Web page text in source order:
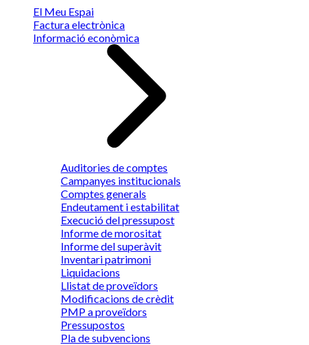
El Meu Espai
Factura electrònica
Informació econòmica
Auditories de comptes
Campanyes institucionals
Comptes generals
Endeutament i estabilitat
Execució del pressupost
Informe de morositat
Informe del superàvit
Inventari patrimoni
Liquidacions
Llistat de proveïdors
Modificacions de crèdit
PMP a proveïdors
Pressupostos
Pla de subvencions